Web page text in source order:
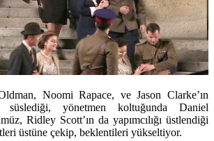
Noomi Rapace, ve Jason Clarke’ın
süslediği, yönetmen koltuğunda Daniel
Ridley Scott’ın da yapımcılığı üstlendiği
üstüne çekip, beklentileri yükseltiyor.